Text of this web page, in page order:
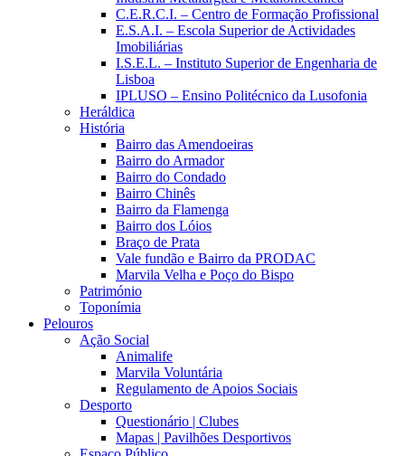
C.E.R.C.I. – Centro de Formação Profissional
E.S.A.I. – Escola Superior de Actividades
Imobiliárias
I.S.E.L. – Instituto Superior de Engenharia de
Lisboa
IPLUSO – Ensino Politécnico da Lusofonia
Heráldica
História
Bairro das Amendoeiras
Bairro do Armador
Bairro do Condado
Bairro Chinês
Bairro da Flamenga
Bairro dos Lóios
Braço de Prata
Vale fundão e Bairro da PRODAC
Marvila Velha e Poço do Bispo
Património
Toponímia
Pelouros
Ação Social
Animalife
Marvila Voluntária
Regulamento de Apoios Sociais
Desporto
Questionário | Clubes
Mapas | Pavilhões Desportivos